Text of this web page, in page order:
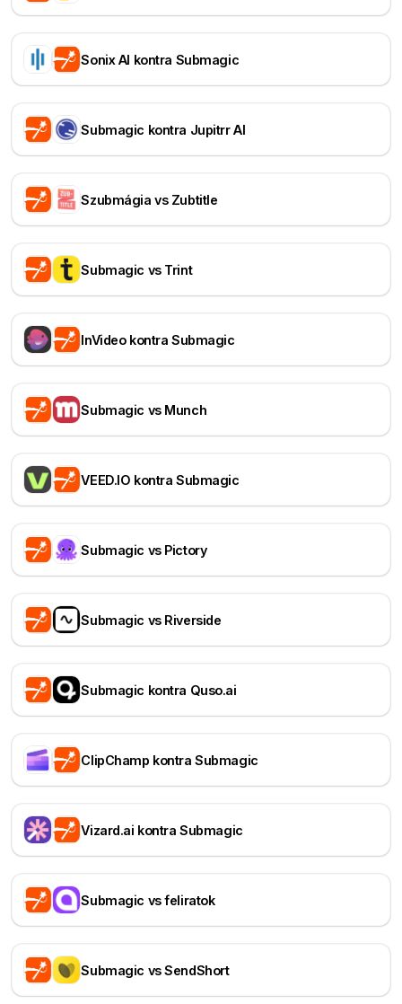
Sonix AI kontra Submagic
Submagic kontra Jupitrr AI
Szubmágia vs Zubtitle
Submagic vs Trint
InVideo kontra Submagic
Submagic vs Munch
VEED.IO kontra Submagic
Submagic vs Pictory
Submagic vs Riverside
Submagic kontra Quso.ai
ClipChamp kontra Submagic
Vizard.ai kontra Submagic
Submagic vs feliratok
Submagic vs SendShort